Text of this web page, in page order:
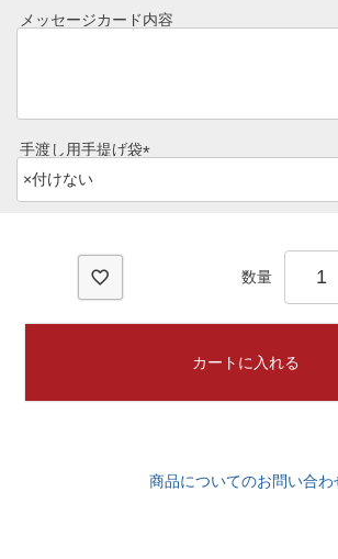
プレミアムギフト
ギフトカテゴリー一覧
須
メッセージカード内容
手渡し用手提げ袋
必
数量
カートに入れる
商品についてのお問い合わ